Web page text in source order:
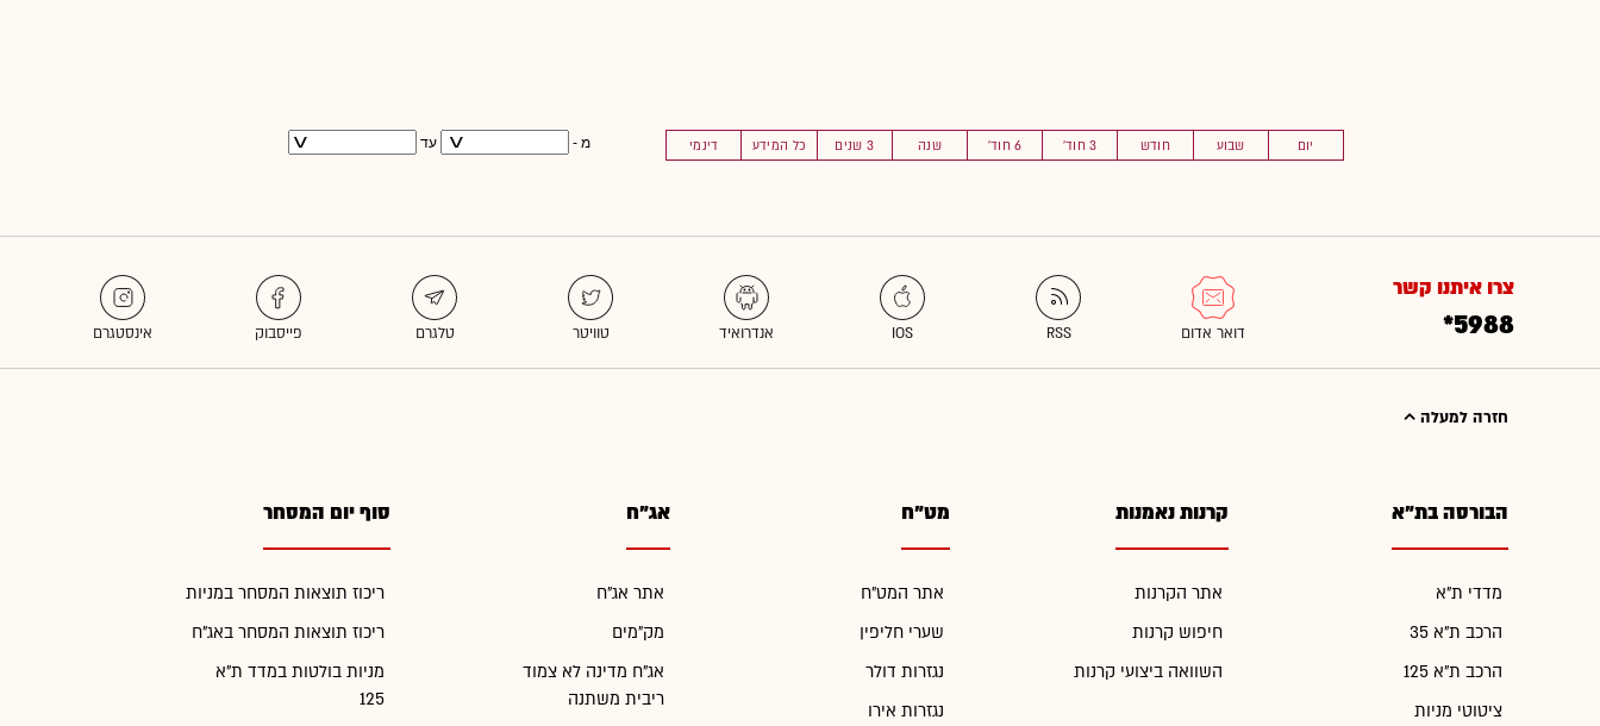
יום שבוע חודש 3 חוד' 6 חוד' שנה 3 שנים כל המידע דינמי מ - עד
צרו איתנו קשר
*5988
חזרה למעלה
הבורסה בת"א
מדדי ת"א
הרכב ת"א 35
הרכב ת"א 125
ציטוטי מניות
קרנות נאמנות
אתר הקרנות
חיפוש קרנות
השוואה ביצועי קרנות
מט"ח
אתר המט"ח
שערי חליפין
נגזרות דולר
נגזרות אירו
אג"ח
אתר אג"ח
מק"מים
אג"ח מדינה לא צמוד
ריבית משתנה
סוף יום המסחר
ריכוז תוצאות המסחר במניות
ריכוז תוצאות המסחר באג"ח
מניות בולטות במדד ת"א
125